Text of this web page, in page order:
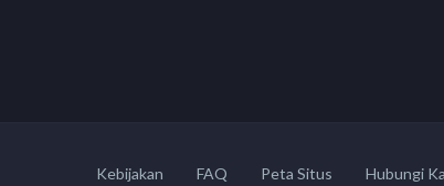
Kebijakan FAQ Peta Situs Hubungi